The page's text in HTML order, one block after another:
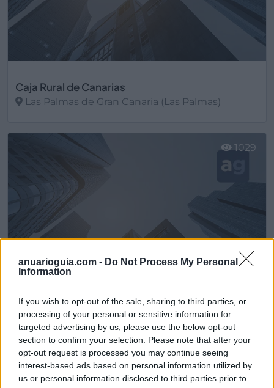
anuarioguia.com - Do Not Process My Personal
Information
If you wish to opt-out of the sale, sharing to third parties, or
processing of your personal or sensitive information for
targeted advertising by us, please use the below opt-out
section to confirm your selection. Please note that after your
opt-out request is processed you may continue seeing
interest-based ads based on personal information utilized by
us or personal information disclosed to third parties prior to
Caja Rural de Canarias
Las Palmas de Gran Canaria (Las Palmas)
Dexter Global Finance
Marbella (Málaga)
Ver más
1029
2380